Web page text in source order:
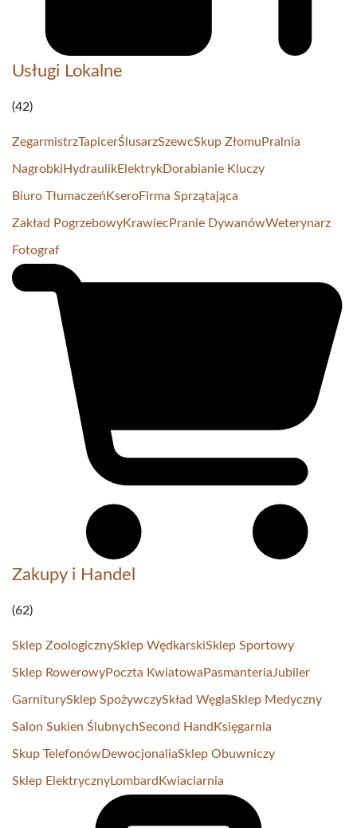
Usługi Lokalne
(42)
ZegarmistrzTapicerŚlusarzSzewcSkup Złomu Pralnia
Nagrobki HydraulikElektrykDorabianie Kluczy
Biuro Tłumaczeń KseroFirma Sprzątająca
Zakład PogrzebowyKrawiec Pranie DywanówWeterynarz
Fotograf
Zakupy i Handel
(62)
Sklep ZoologicznySklep WędkarskiSklep Sportowy
Sklep RowerowyPoczta Kwiatowa PasmanteriaJubiler
GarniturySklep SpożywczySkład WęglaSklep Medyczny
Salon Sukien ŚlubnychSecond Hand Księgarnia
Skup TelefonówDewocjonaliaSklep Obuwniczy
Sklep ElektrycznyLombard Kwiaciarnia